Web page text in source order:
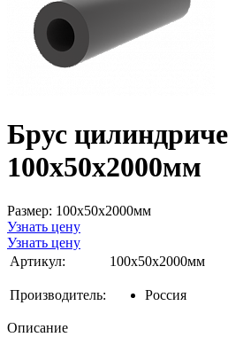
Брус
100x50x2000мм
Размер: 100х50х2000мм
Узнать цену
Узнать цену
Артикул:
100х50х2000мм
Производитель: Россия
Описание